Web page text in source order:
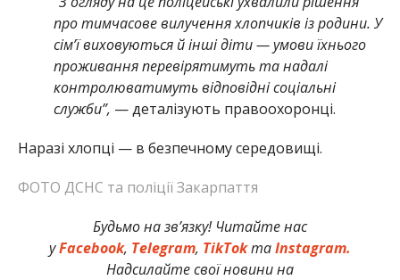
про тимчасове вилучення хлопчиків із родини. У
сім’ї виховуються й інші діти — умови їхнього
проживання перевірятимуть та надалі
контролюватимуть відповідні соціальні
служби”, — деталізують правоохоронці.
Наразі хлопці — в безпечному середовищі.
ФОТО ДСНС та поліції Закарпаття
Будьмо на зв’язку! Читайте нас
уFacebook, Telegram, TikTokтаInstagram.
Надсилайте свої новини на